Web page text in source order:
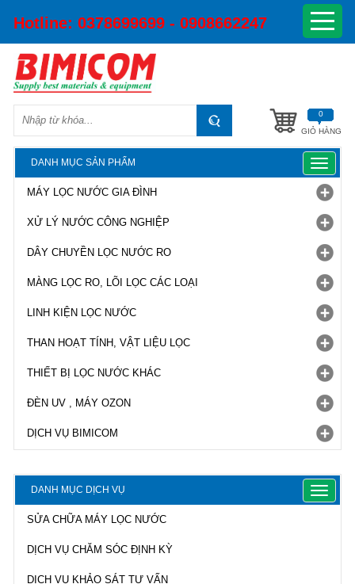
Hotline: 0378699699 - 0908662247
GIỎ HÀNG
0
DANH MỤC SẢN PHẨM
Toggle
MÁY LỌC NƯỚC GIA ĐÌNH
XỬ LÝ NƯỚC CÔNG NGHIỆP
DÂY CHUYỀN LỌC NƯỚC RO
MÀNG LỌC RO, LÕI LỌC CÁC LOẠI
LINH KIỆN LỌC NƯỚC
THAN HOẠT TÍNH, VẬT LIỆU LỌC
THIẾT BỊ LỌC NƯỚC KHÁC
ĐÈN UV , MÁY OZON
DỊCH VỤ BIMICOM
DANH MỤC DỊCH VỤ
Toggle
SỬA CHỮA MÁY LỌC NƯỚC
DỊCH VỤ CHĂM SÓC ĐỊNH KỲ
DỊCH VỤ KHẢO SÁT TƯ VẤN